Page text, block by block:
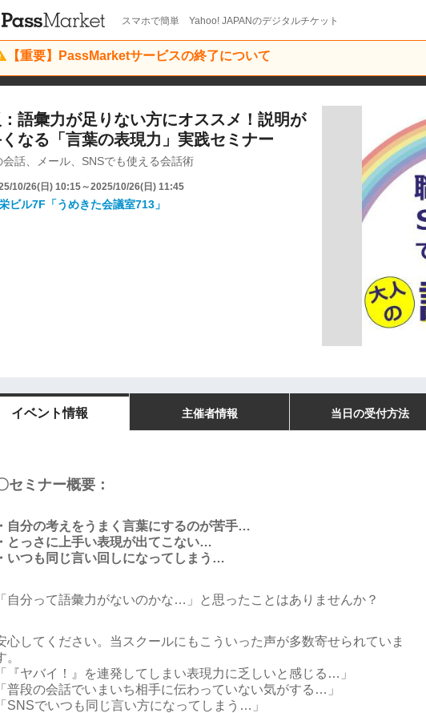
スマホで簡単 Yahoo! JAPANのデジタルチケット
【重要】PassMarketサービスの終了について
語彙力が足りない方にオススメ！説明が
なる「言葉の表現力」実践セミナー
会話、メール、SNSでも使える会話術
10/26(日) 10:15～2025/10/26(日) 11:45
ビル7F「うめきた会議室713」
イベント情報 主催者情報 当日の受付方法
セミナー概要：
・自分の考えをうまく言葉にするのが苦手…
・とっさに上手い表現が出てこない…
・いつも同じ言い回しになってしまう…
「自分って語彙力がないのかな…」と思ったことはありませんか？
心してください。当スクールにもこういった声が多数寄せられていま
。
「『ヤバイ！』を連発してしまい表現力に乏しいと感じる…」
「普段の会話でいまいち相手に伝わっていない気がする…」
「SNSでいつも同じ言い方になってしまう…」